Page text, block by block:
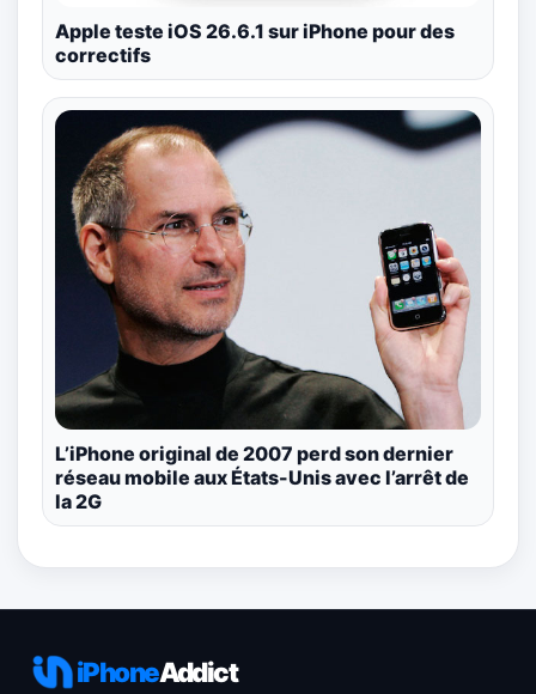
Apple teste iOS 26.6.1 sur iPhone pour des
correctifs
L’iPhone original de 2007 perd son dernier
réseau mobile aux États-Unis avec l’arrêt de
la 2G
iPhoneAddict